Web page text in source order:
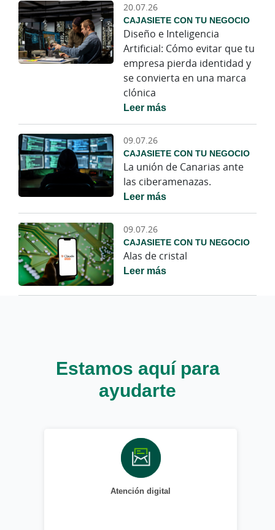
20.07.26
CAJASIETE CON TU NEGOCIO
Diseño e Inteligencia
Artificial: Cómo evitar que tu
empresa pierda identidad y
se convierta en una marca
clónica
Leer más
09.07.26
CAJASIETE CON TU NEGOCIO
La unión de Canarias ante
las ciberamenazas.
Leer más
09.07.26
CAJASIETE CON TU NEGOCIO
Alas de cristal
Leer más
Estamos aquí para
ayudarte
Atención digital